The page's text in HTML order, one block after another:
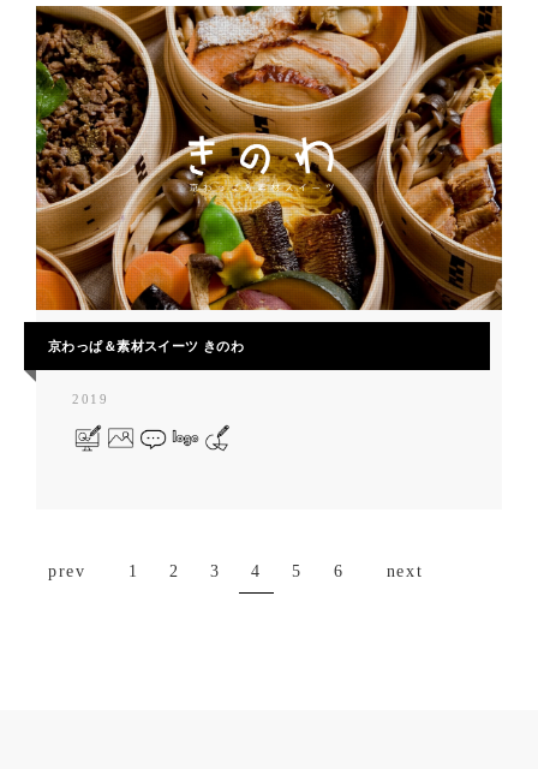
京わっぱ＆素材スイーツ きのわ
2019
prev 1 2 3 4 5 6 next